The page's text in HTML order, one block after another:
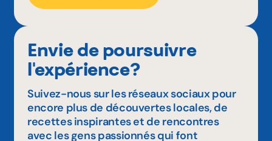
Envie de poursuivre
l'expérience?
Suivez-nous sur les réseaux sociaux pour
encore plus de découvertes locales, de
recettes inspirantes et de rencontres
avec les gens passionnés qui font